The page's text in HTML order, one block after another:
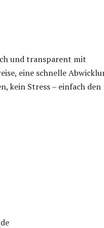
und transparent mit
eine schnelle
kein Stress – einfach den